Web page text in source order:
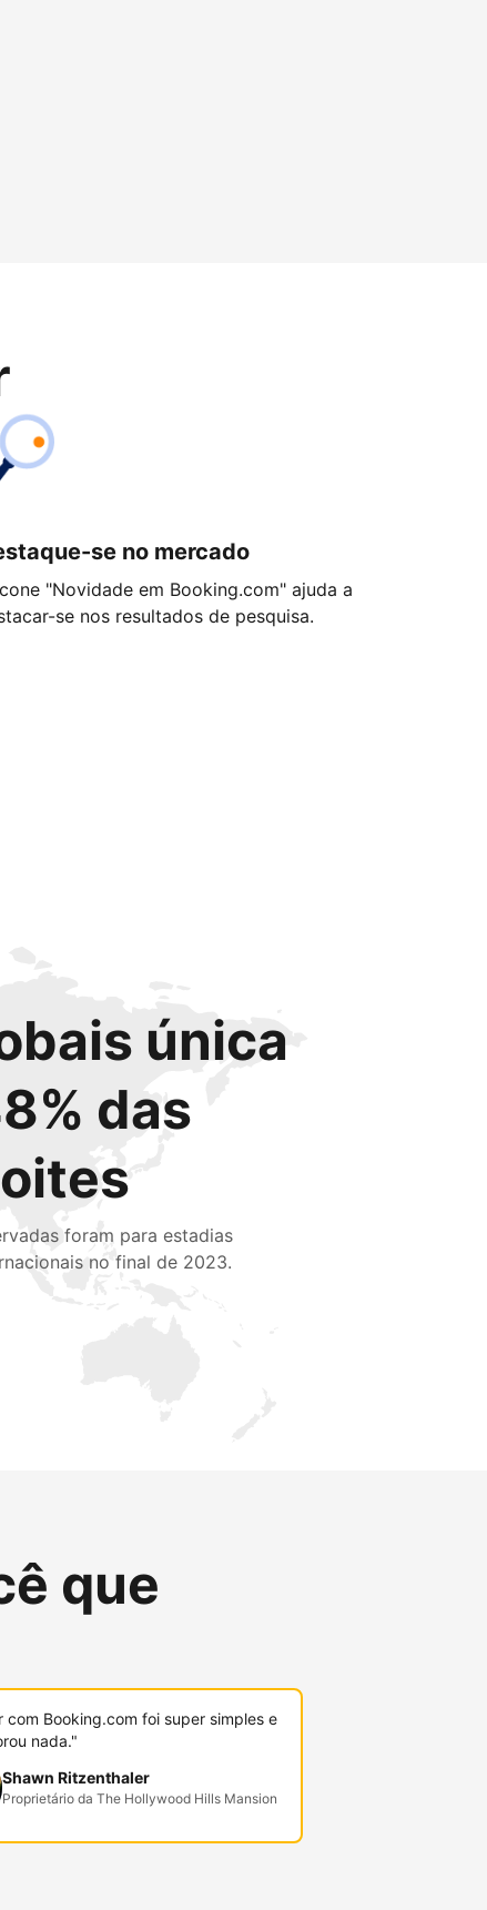
se no mercado
"Novidade em Booking.com" ajuda a
se nos resultados de pesquisa.
única
das
foram para estadias
no final de 2023.
que
com Booking.com foi super simples e
nada."
Shawn Ritzenthaler
Proprietário da The Hollywood Hills Mansion